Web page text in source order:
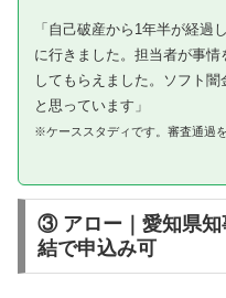
「自己破産から1年半が経過
に行きました。担当者が事
してもらえました。ソフト
と思っています」
※ケーススタディです。審査通過
③ アロー｜愛知県知
結で申込み可